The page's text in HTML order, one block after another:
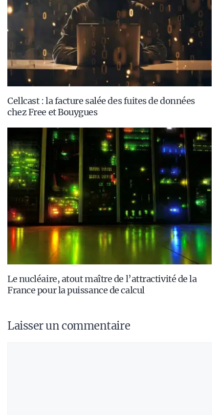
Cellcast : la facture salée des fuites de données
chez Free et Bouygues
Le nucléaire, atout maître de l’attractivité de la
France pour la puissance de calcul
Laisser un commentaire